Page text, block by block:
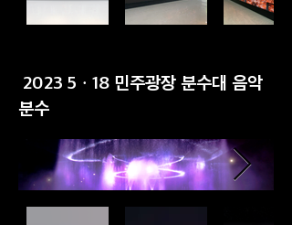
2023 5ㆍ18 민주광장 분수대 음악
분수